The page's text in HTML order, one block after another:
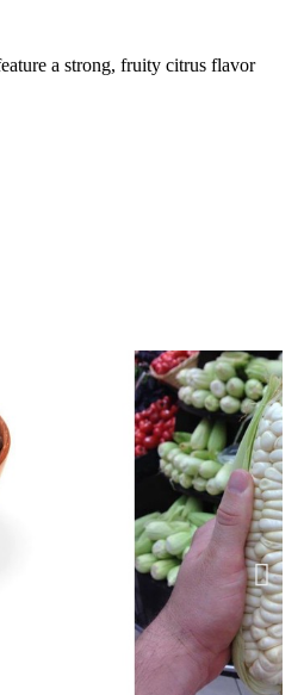
a strong, fruity citrus flavor